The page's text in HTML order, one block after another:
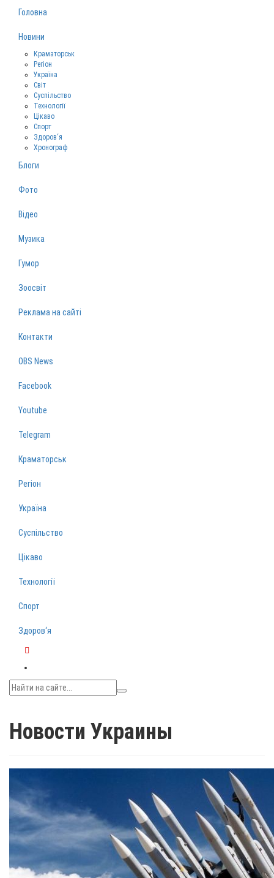
Головна
Новини
Краматорськ
Регіон
Україна
Світ
Суспільство
Технології
Цікаво
Спорт
Здоров‘я
Хронограф
Блоги
Фото
Відео
Музика
Гумор
Зоосвіт
Реклама на сайті
Контакти
OBS News
Facebook
Youtube
Telegram
Краматорськ
Регіон
Україна
Суспільство
Цікаво
Технології
Спорт
Здоров‘я
Новости Украины